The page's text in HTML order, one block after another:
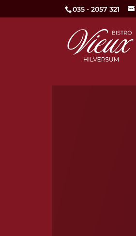
035 - 2057 321